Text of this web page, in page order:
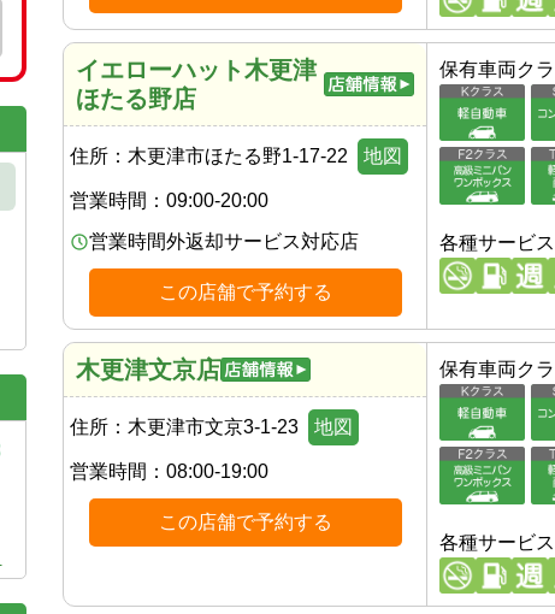
イエローハット木更津
ほたる野店
住所： 木更津市ほたる野1-17-22 地図
営業時間： 09:00-20:00
営業時間外返却サービス対応店
この店舗で予約する
保有車両ク
各種サービス
木更津文京店
住所： 木更津市文京3-1-23 地図
営業時間： 08:00-19:00
この店舗で予約する
保有車両ク
各種サービス